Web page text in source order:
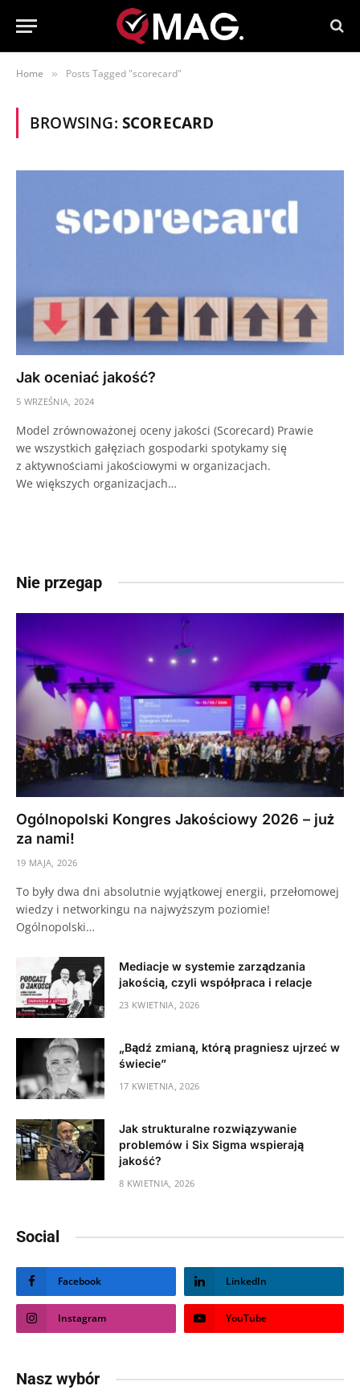
Home » Posts Tagged "scorecard"
BROWSING: SCORECARD
Jak oceniać jakość?
5 WRZEŚNIA, 2024
Model zrównoważonej oceny jakości (Scorecard) Prawie
we wszystkich gałęziach gospodarki spotykamy się
z aktywnościami jakościowymi w organizacjach.
We większych organizacjach…
Nie przegap
Ogólnopolski Kongres Jakościowy 2026 – już
za nami!
19 MAJA, 2026
To były dwa dni absolutnie wyjątkowej energii, przełomowej
wiedzy i networkingu na najwyższym poziomie!
Ogólnopolski…
Mediacje w systemie zarządzania
jakością, czyli współpraca i relacje
23 KWIETNIA, 2026
„Bądź zmianą, którą pragniesz ujrzeć w
świecie”
17 KWIETNIA, 2026
Jak strukturalne rozwiązywanie
problemów i Six Sigma wspierają
jakość?
8 KWIETNIA, 2026
Social
Facebook LinkedIn
Instagram YouTube
Nasz wybór